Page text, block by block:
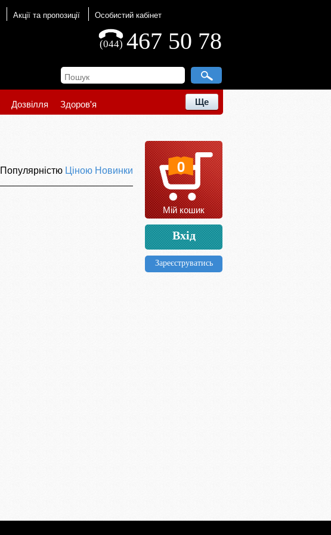
Акції та пропозиції Особистий кабінет
467 50 78
(044)
Дозвілля Здоров'я Ще
Популярністю Ціною Новинки 0
Мій кошик
Вхід
Зареєструватись